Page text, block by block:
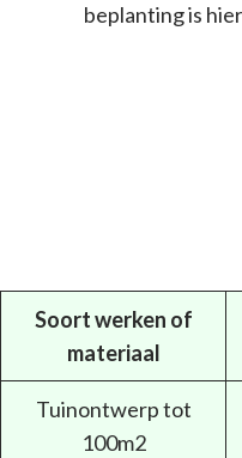
beplanting is
Soort werken of
materiaal
Tuinontwerp tot
100m2